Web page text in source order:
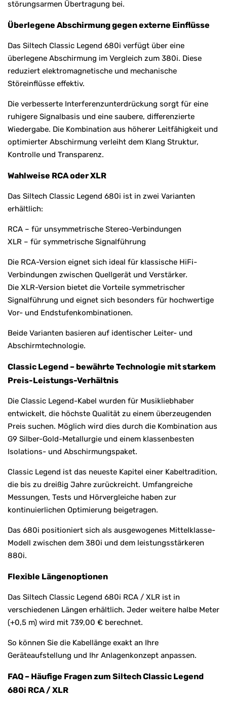
störungsarmen Übertragung bei.
Überlegene Abschirmung gegen externe Einflüsse
Das Siltech Classic Legend 680i verfügt über eine
überlegene Abschirmung im Vergleich zum 380i. Diese
reduziert elektromagnetische und mechanische
Störeinflüsse effektiv.
Die verbesserte Interferenzunterdrückung sorgt für eine
ruhigere Signalbasis und eine saubere, differenzierte
Wiedergabe. Die Kombination aus höherer Leitfähigkeit und
optimierter Abschirmung verleiht dem Klang Struktur,
Kontrolle und Transparenz.
Wahlweise RCA oder XLR
Das Siltech Classic Legend 680i ist in zwei Varianten
erhältlich:
RCA – für unsymmetrische Stereo-Verbindungen
XLR – für symmetrische Signalführung
Die RCA-Version eignet sich ideal für klassische HiFi-
Verbindungen zwischen Quellgerät und Verstärker.
Die XLR-Version bietet die Vorteile symmetrischer
Signalführung und eignet sich besonders für hochwertige
Vor- und Endstufenkombinationen.
Beide Varianten basieren auf identischer Leiter- und
Abschirmtechnologie.
Classic Legend – bewährte Technologie mit starkem
Preis-Leistungs-Verhältnis
Die Classic Legend-Kabel wurden für Musikliebhaber
entwickelt, die höchste Qualität zu einem überzeugenden
Preis suchen. Möglich wird dies durch die Kombination aus
G9 Silber-Gold-Metallurgie und einem klassenbesten
Isolations- und Abschirmungspaket.
Classic Legend ist das neueste Kapitel einer Kabeltradition,
die bis zu dreißig Jahre zurückreicht. Umfangreiche
Messungen, Tests und Hörvergleiche haben zur
kontinuierlichen Optimierung beigetragen.
Das 680i positioniert sich als ausgewogenes Mittelklasse-
Modell zwischen dem 380i und dem leistungsstärkeren
880i.
Flexible Längenoptionen
Das Siltech Classic Legend 680i RCA / XLR ist in
verschiedenen Längen erhältlich. Jeder weitere halbe Meter
(+0,5 m) wird mit 739,00 € berechnet.
So können Sie die Kabellänge exakt an Ihre
Geräteaufstellung und Ihr Anlagenkonzept anpassen.
FAQ – Häufige Fragen zum Siltech Classic Legend
680i RCA / XLR